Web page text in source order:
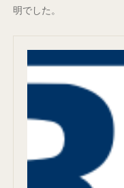
明でした。